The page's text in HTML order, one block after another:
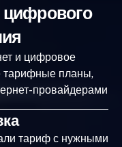
цифрового
и цифровое
тарифные планы,
провайдерами
тариф с нужными